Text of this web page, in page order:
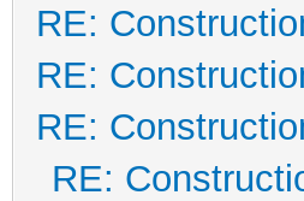
RE:
RE:
RE:
RE: